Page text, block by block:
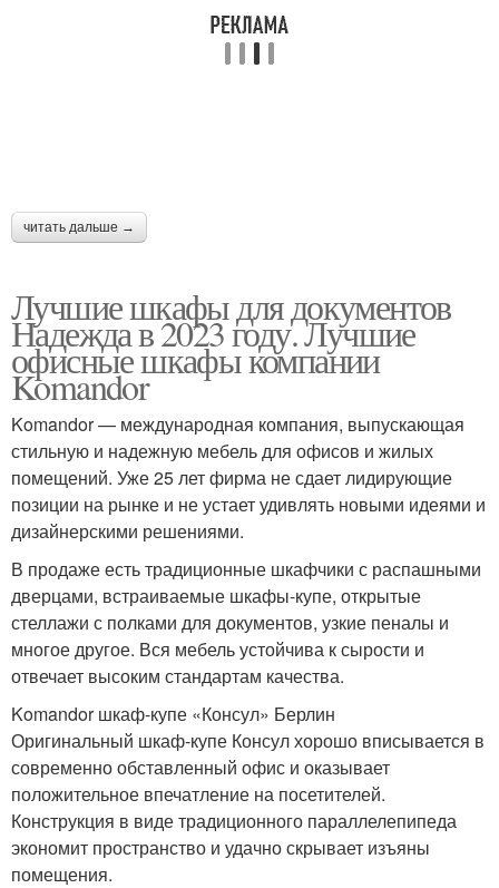
читать дальше →
Лучшие шкафы для документов
Надежда в 2023 году. Лучшие
офисные шкафы компании
Komandor
Komandor — международная компания, выпускающая
стильную и надежную мебель для офисов и жилых
помещений. Уже 25 лет фирма не сдает лидирующие
позиции на рынке и не устает удивлять новыми идеями и
дизайнерскими решениями.
В продаже есть традиционные шкафчики с распашными
дверцами, встраиваемые шкафы-купе, открытые
стеллажи с полками для документов, узкие пеналы и
многое другое. Вся мебель устойчива к сырости и
отвечает высоким стандартам качества.
Komandor шкаф-купе «Консул» Берлин
Оригинальный шкаф-купе Консул хорошо вписывается в
современно обставленный офис и оказывает
положительное впечатление на посетителей.
Конструкция в виде традиционного параллелепипеда
экономит пространство и удачно скрывает изъяны
помещения.